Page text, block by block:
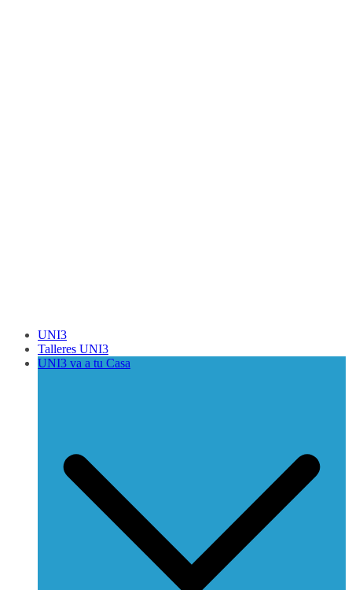
UNI3
Talleres UNI3
UNI3 va a tu Casa